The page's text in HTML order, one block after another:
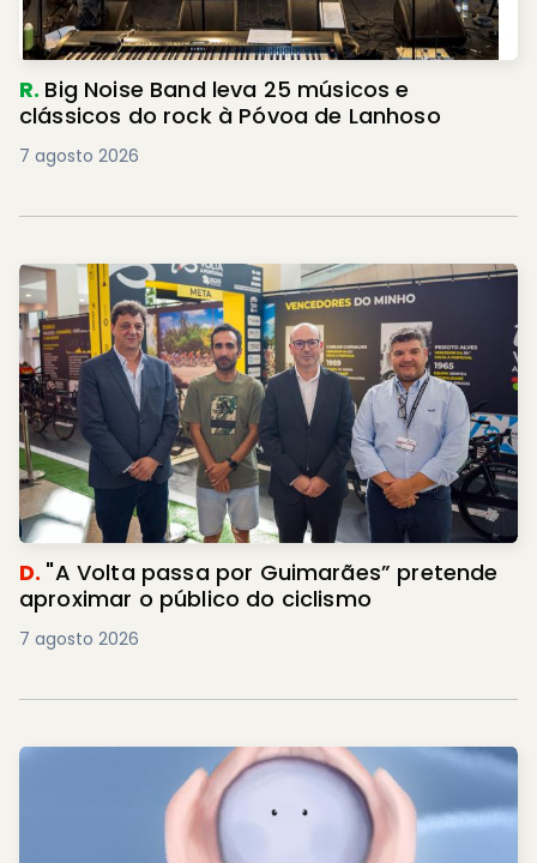
R. Big Noise Band leva 25 músicos e
clássicos do rock à Póvoa de Lanhoso
7 agosto 2026
D. "A Volta passa por Guimarães” pretende
aproximar o público do ciclismo
7 agosto 2026